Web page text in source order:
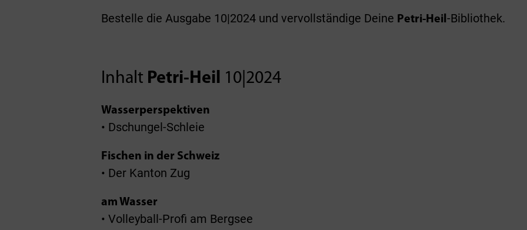
Bestelle die Ausgabe 10|2024 und vervollständige Deine Petri-Heil-Bibliothek.
Inhalt Petri-Heil 10|2024
Wasserperspektiven
• Dschungel-Schleie
Fischen in der Schweiz
• Der Kanton Zug
am Wasser
• Volleyball-Profi am Bergsee